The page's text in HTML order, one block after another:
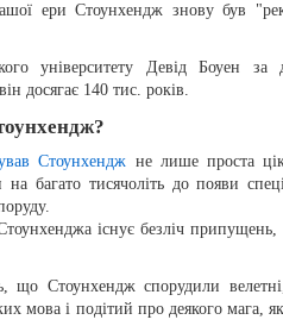
ери Стоунхендж знову був
університету Девід Боуен за
досягає 140 тис. років.
Стоунхендж не лише проста
на багато тисячоліть до появи
існує безліч
що Стоунхендж спорудили
мова і подітий про деякого